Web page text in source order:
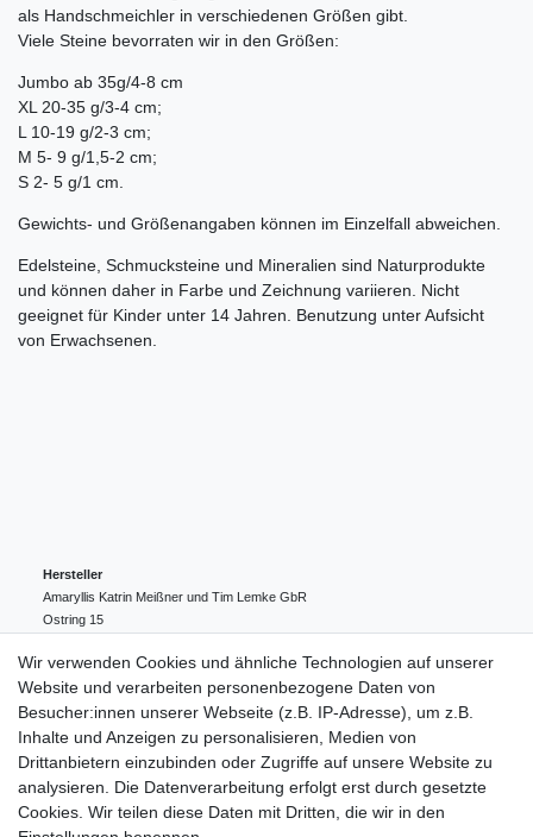
als Handschmeichler in verschiedenen Größen gibt.
Viele Steine bevorraten wir in den Größen:
Jumbo ab 35g/4-8 cm
XL 20-35 g/3-4 cm;
L 10-19 g/2-3 cm;
M 5- 9 g/1,5-2 cm;
S 2- 5 g/1 cm.
Gewichts- und Größenangaben können im Einzelfall abweichen.
Edelsteine, Schmucksteine und Mineralien sind Naturprodukte
und können daher in Farbe und Zeichnung variieren. Nicht
geeignet für Kinder unter 14 Jahren. Benutzung unter Aufsicht
von Erwachsenen.
Hersteller
Amaryllis Katrin Meißner und Tim Lemke GbR
Ostring 15
004943548099856
amaryllis-eckernfoerde@t-online.de
EU-Verantwortlicher
Amaryllis Katrin Meißner und Tim Lemke GbR
Ostring
15
004943548099856
amaryllis-eckernfoerde@t-online.de
Wir verwenden Cookies und ähnliche Technologien auf unserer
Website und verarbeiten personenbezogene Daten von
Besucher:innen unserer Webseite (z.B. IP-Adresse), um z.B.
Inhalte und Anzeigen zu personalisieren, Medien von
Drittanbietern einzubinden oder Zugriffe auf unsere Website zu
analysieren. Die Datenverarbeitung erfolgt erst durch gesetzte
Cookies. Wir teilen diese Daten mit Dritten, die wir in den